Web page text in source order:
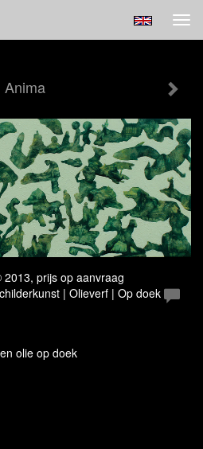
Anima
prijs op aanvraag
| Olieverf | Op doek
olie op doek